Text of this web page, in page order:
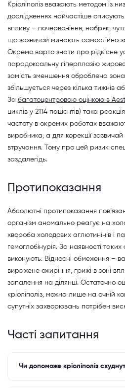
Кріоліполіз вважають методом із
дослідженнях найчастіше описують
впливу – почервоніння, набряк,
що зазвичай минають самостійно за
Окремо варто знати про рідкісне
парадоксальну гіперплазію
замість зменшення оброблена
збільшується через кілька тижнів
За багатоцентровою оцінкою в
циклів у 2114 пацієнтів) така
частоту в окремих роботах
виробника, а для корекції зазвичай
втручання. Тому про цей ризик
заздалегідь.
Протипоказання
Абсолютні протипоказання
організм аномально реагує на
хвороба холодових аглютинінів і
гемоглобінурія. За наявності
виконують. Відносні обмеження –
виражене ожиріння, грижі в зоні
запалення на ділянці. Остаточно
кріоліполіз, можна лише на очній
супутніх захворювань потрібен
Часті запитання
Чи допоможе кріоліполіз